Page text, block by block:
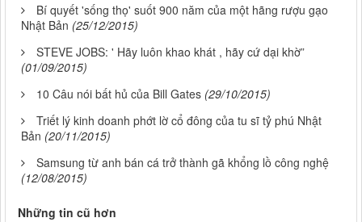
Bí quyết 'sống thọ' suốt 900 năm của một hãng rượu gạo
Nhật Bản (25/12/2015)
STEVE JOBS: ' Hãy luôn khao khát , hãy cứ dại khờ”
(01/09/2015)
10 Câu nói bất hủ của Bill Gates (29/10/2015)
Triết lý kinh doanh phớt lờ cổ đông của tu sĩ tỷ phú Nhật
Bản (20/11/2015)
Samsung từ anh bán cá trở thành gã khổng lồ công nghệ
(12/08/2015)
Những tin cũ hơn